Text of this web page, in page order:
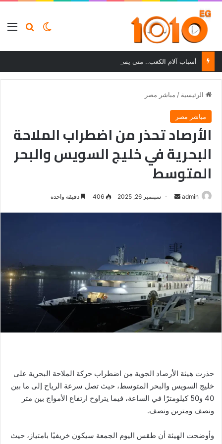
بحثالوضع
أسباب آلام الكعب.. متى يستدعي الألم زيارة الطبيب؟
الرئيسية / مباشر مصر
مباشر مصر
الأرصاد تحذر من اضطراب الملاحة
البحرية في خليج السويس والبحر
المتوسط
admin
أرسل سبتمبر 26, 2025 406 دقيقة واحدة
حذرت هيئة الأرصاد الجوية من اضطراب حركة الملاحة البحرية على
خليج السويس والبحر المتوسط، حيث تصل سرعة الرياح إلى ما بين
40 و50 كيلومترًا في الساعة، فيما يتراوح ارتفاع الأمواج بين متر
ونصف ومترين ونصف.
وأوضحت الهيئة أن طقس اليوم الجمعة سيكون خريفيًا بامتياز، حيث